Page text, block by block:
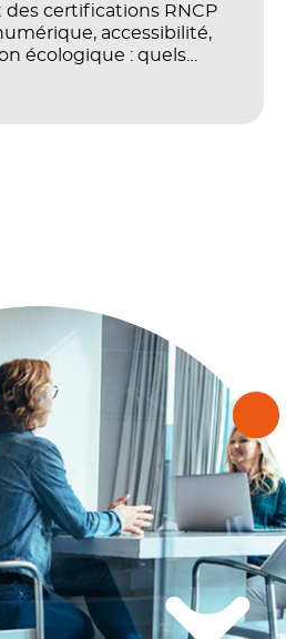
certifications RNCP
accessibilité,
écologique : quels
les référentiels dans